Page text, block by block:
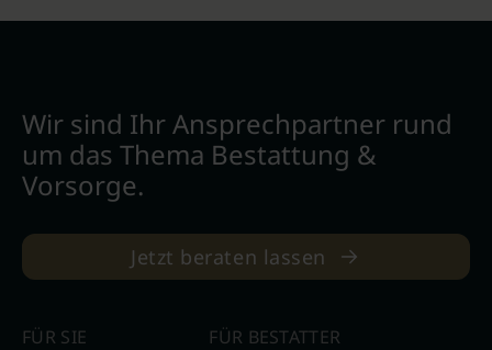
Wir sind Ihr Ansprechpartner rund
um das Thema Bestattung &
Vorsorge.
Jetzt beraten lassen
FÜR SIE
FÜR BESTATTER